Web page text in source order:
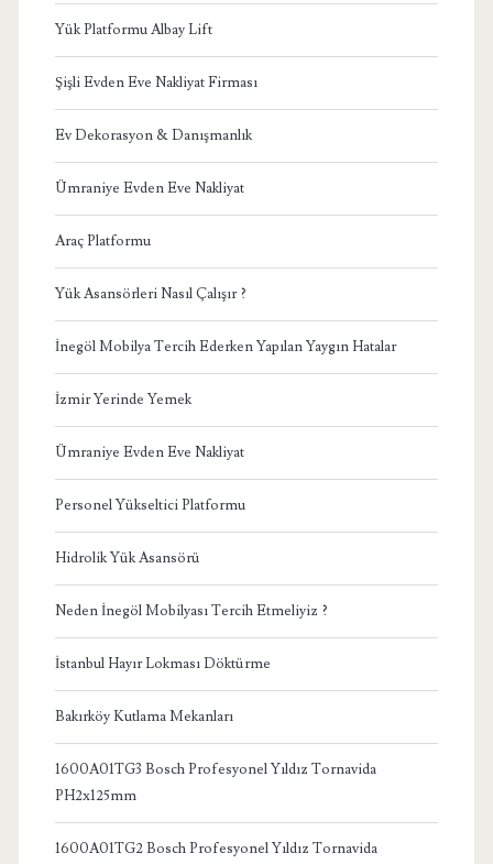
Yük Platformu Albay Lift
Şişli Evden Eve Nakliyat Firması
Ev Dekorasyon & Danışmanlık
Ümraniye Evden Eve Nakliyat
Araç Platformu
Yük Asansörleri Nasıl Çalışır ?
İnegöl Mobilya Tercih Ederken Yapılan Yaygın Hatalar
İzmir Yerinde Yemek
Ümraniye Evden Eve Nakliyat
Personel Yükseltici Platformu
Hidrolik Yük Asansörü
Neden İnegöl Mobilyası Tercih Etmeliyiz ?
İstanbul Hayır Lokması Döktürme
Bakırköy Kutlama Mekanları
1600A01TG3 Bosch Profesyonel Yıldız Tornavida
PH2x125mm
1600A01TG2 Bosch Profesyonel Yıldız Tornavida